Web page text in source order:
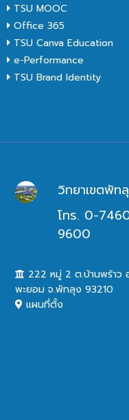
TSU MOOC
Office 365
TSU Canva Education
e-Performance
TSU Brand Identity
วิทยาเขตพัท
โทร. 0-
9600
222 หมู่ 2 ต.บ้านพร้าว
พะยอม จ.พัทลุง 93210
แผนที่ตั้ง